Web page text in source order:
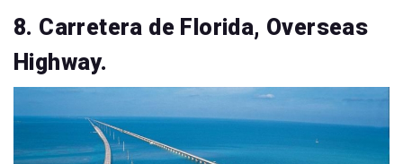
8. Carretera de Florida, Overseas
Highway.